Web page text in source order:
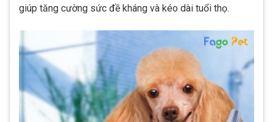
giúp tăng cường sức đề kháng và kéo dài tuổi thọ.